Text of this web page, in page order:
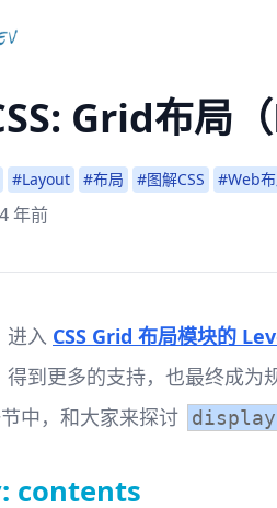
Grid布局
#Layout #布局 #图解CSS #Web
4 年前
进入 CSS Grid 布局模块的
得到更多的支持，也最终成为
中，和大家来探讨
contents